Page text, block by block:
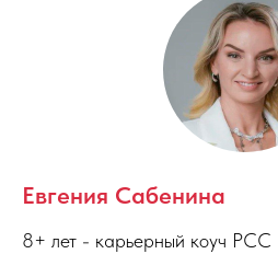
Евгения Сабенина
8+ лет - карьерный коуч